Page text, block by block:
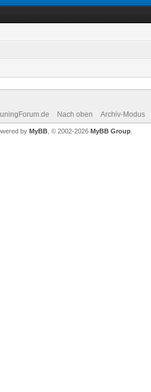
Nach oben Archiv-Modus
by MyBB , © 2002-2026 MyBB Group